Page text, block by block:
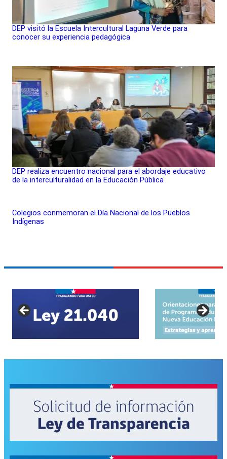
DEP visitó la Escuela Intercultural Laguna Verde para
conocer su experiencia pedagógica
DEP realiza encuentro nacional para el abordaje educativo
de la interculturalidad en la Educación Pública
Colegios conmemoran el Día Nacional de los Pueblos
Indígenas